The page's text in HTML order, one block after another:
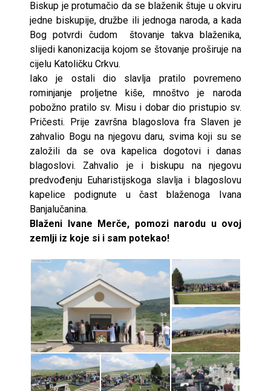
Biskup je protumačio da se blaženik štuje u okviru
jedne biskupije, družbe ili jednoga naroda, a kada
Bog potvrdi čudom štovanje takva blaženika,
slijedi kanonizacija kojom se štovanje proširuje na
cijelu Katoličku Crkvu.
Iako je ostali dio slavlja pratilo povremeno
rominjanje proljetne kiše, mnoštvo je naroda
pobožno pratilo sv. Misu i dobar dio pristupio sv.
Pričesti. Prije završna blagoslova fra Slaven je
zahvalio Bogu na njegovu daru, svima koji su se
založili da se ova kapelica dogotovi i danas
blagoslovi. Zahvalio je i biskupu na njegovu
predvođenju Euharistijskoga slavlja i blagoslovu
kapelice podignute u čast blaženoga Ivana
Banjalučanina.
Blaženi Ivane Merče, pomozi narodu u ovoj
zemlji iz koje si i sam potekao!